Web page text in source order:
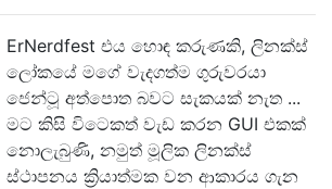
ErNerdfest එය හොඳ කරුණකි, ලිනක්ස්
ලෝකයේ මගේ වැදගත්ම ගුරුවරයා
ජෙන්ටූ අත්පොත බවට සැකයක් නැත ...
මට කිසි විටෙකත් වැඩ කරන GUI එකක්
නොලැබුණි, නමුත් මූලික ලිනක්ස්
ස්ථාපනය ක්‍රියාත්මක වන ආකාරය ගැන